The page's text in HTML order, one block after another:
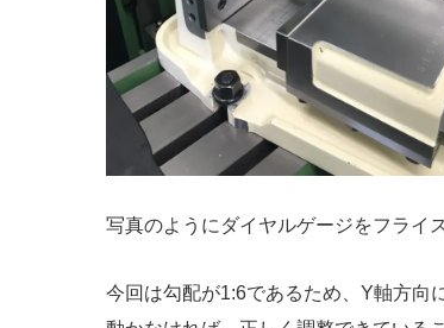
写真のようにダイヤルゲージをフライ
今回は勾配が1:6であるため、Y軸方向